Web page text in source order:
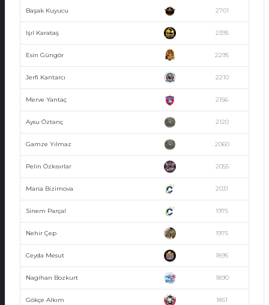
Başak Kuyucu 2701
Işıl Karataş 2395
Esin Güngör 2295
Jerfi Kantarcı 2210
Merve Yantaç 2156
Aysu Öztanç 2120
Gamze Yılmaz 2060
Pelin Özkısırlar 2055
Maria Bizimova 2031
Sinem Parçal 1975
Nehir Çep 1975
Ceyda Mesut 1895
Nagihan Bozkurt 1890
Gökçe Alkım 1851